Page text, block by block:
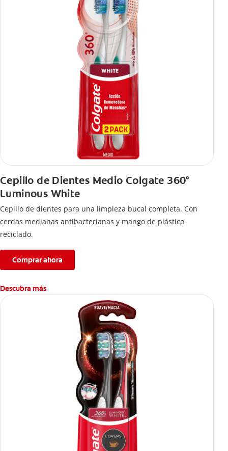
Cepillo de Dientes Medio Colgate 360°
Luminous White
Cepillo de dientes para una limpieza bucal completa. Con
cerdas medianas antibacterianas y mango de plástico
reciclado.
Comprar ahora
Descubra más